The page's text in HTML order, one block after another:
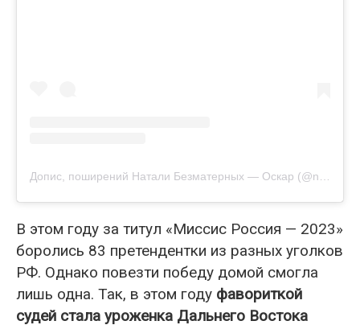
Допис, поширений Натали Безматерных — Оскар (@natali_oscar)
В этом году за титул «Миссис Россия — 2023»
боролись 83 претендентки из разных уголков
РФ. Однако повезти победу домой смогла
лишь одна. Так, в этом году фавориткой
судей стала уроженка Дальнего Востока